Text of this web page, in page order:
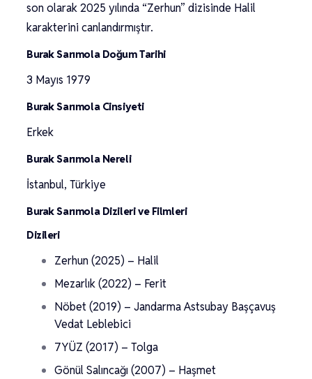
son olarak 2025 yılında “Zerhun” dizisinde Halil
karakterini canlandırmıştır.
Burak Sarımola Doğum Tarihi
3 Mayıs 1979
Burak Sarımola Cinsiyeti
Erkek
Burak Sarımola Nereli
İstanbul, Türkiye
Burak Sarımola Dizileri ve Filmleri
Dizileri
Zerhun (2025) – Halil
Mezarlık (2022) – Ferit
Nöbet (2019) – Jandarma Astsubay Başçavuş
Vedat Leblebici
7YÜZ (2017) – Tolga
Gönül Salıncağı (2007) – Haşmet